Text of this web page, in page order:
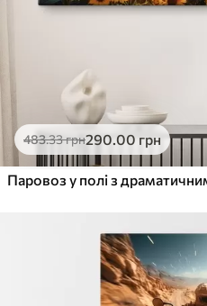
483.33грн290.00 грн
Паровоз у полі з